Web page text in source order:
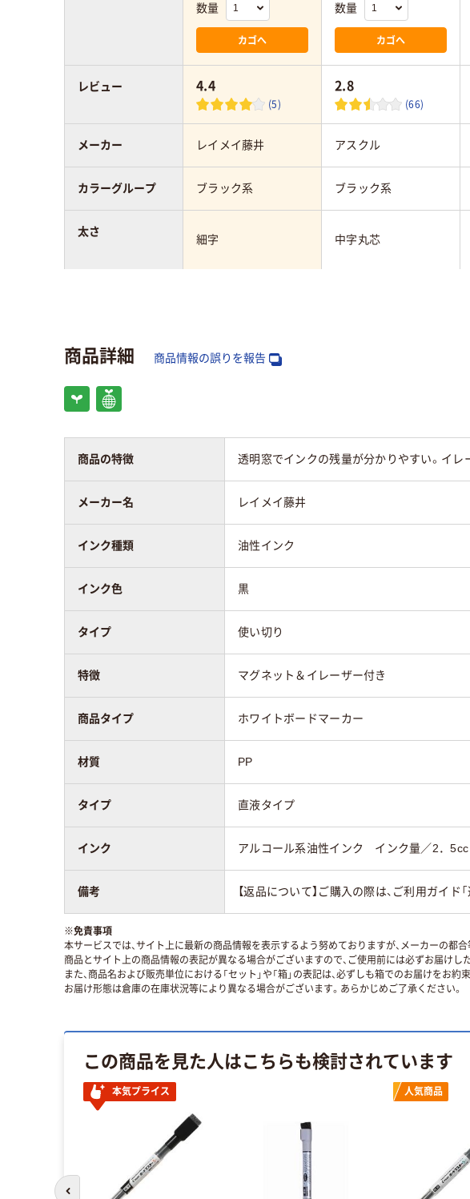
数量
カゴへ
数量
カゴへ
4.4
(5)
2.8
(66)
レイメイ藤井 アスクル
ブラック系 ブラック系
細字 中字丸芯
レビュー
メーカー
カラーグループ
太さ
インク種類
インク充填方法
質量
アスクル商品環境
商品詳細 商品情報の誤りを報告
商品の特徴 透明窓でインクの残量が分かりやすい。イレ
メーカー名 レイメイ藤井
インク種類 油性インク
インク色 黒
タイプ 使い切り
特徴 マグネット＆イレーザー付き
商品タイプ ホワイトボードマーカー
材質 PP
タイプ 直液タイプ
インク アルコール系油性インク インク量／2．5cc
備考 【返品について】ご購入の際は、ご利用ガイド
※免責事項
本サービスでは、サイト上に最新の商品情報を表示するよう努めておりますが、メーカーの都合
商品とサイト上の商品情報の表記が異なる場合がございますので、ご使用前には必ずお届け
また、商品名および販売単位における「セット」や「箱」の表記は、必ずしも箱でのお届けをお約
お届け形態は倉庫の在庫状況等により異なる場合がございます。あらかじめご了承ください。
この商品を見た人はこちらも検討されています
本気プライス 人気商品